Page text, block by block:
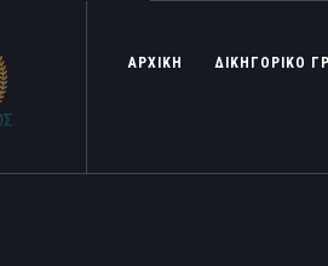
ΑΡΧΙΚΗ ΔΙΚΗΓΟΡΙΚΟ